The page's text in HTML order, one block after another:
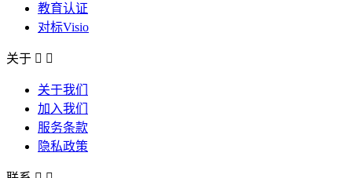
教育认证
对标Visio
关于  
关于我们
加入我们
服务条款
隐私政策